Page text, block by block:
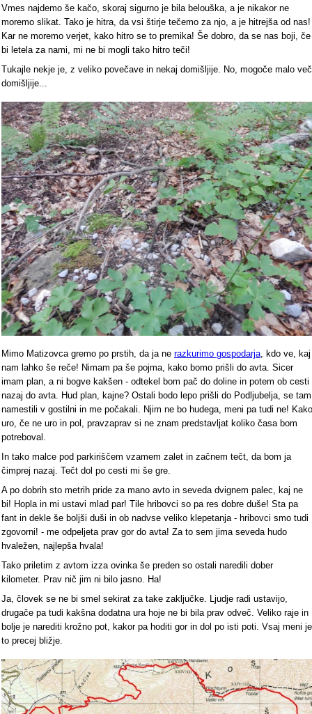
Vmes najdemo še kačo, skoraj sigurno je bila belouška, a je nikakor ne
moremo slikat. Tako je hitra, da vsi štirje tečemo za njo, a je hitrejša od nas!
Kar ne moremo verjet, kako hitro se to premika! Še dobro, da se nas boji, če
bi letela za nami, mi ne bi mogli tako hitro teči!
Tukajle nekje je, z veliko povečave in nekaj domišljije. No, mogoče malo več
domišljije...
Mimo Matizovca gremo po prstih, da ja ne razkurimo gospodarja, kdo ve, kaj
nam lahko še reče! Nimam pa še pojma, kako bomo prišli do avta. Sicer
imam plan, a ni bogve kakšen - odtekel bom pač do doline in potem ob cesti
nazaj do avta. Hud plan, kajne? Ostali bodo lepo prišli do Podljubelja, se tam
namestili v gostilni in me počakali. Njim ne bo hudega, meni pa tudi ne! Kako
uro, če ne uro in pol, pravzaprav si ne znam predstavljat koliko časa bom
potreboval.
In tako malce pod parkiriščem vzamem zalet in začnem tečt, da bom ja
čimprej nazaj. Tečt dol po cesti mi še gre.
A po dobrih sto metrih pride za mano avto in seveda dvignem palec, kaj ne
bi! Hopla in mi ustavi mlad par! Tile hribovci so pa res dobre duše! Sta pa
fant in dekle še boljši duši in ob nadvse veliko klepetanja - hribovci smo tudi
zgovorni! - me odpeljeta prav gor do avta! Za to sem jima seveda hudo
hvaležen, najlepša hvala!
Tako priletim z avtom izza ovinka še preden so ostali naredili dober
kilometer. Prav nič jim ni bilo jasno. Ha!
Ja, človek se ne bi smel sekirat za take zaključke. Ljudje radi ustavijo,
drugače pa tudi kakšna dodatna ura hoje ne bi bila prav odveč. Veliko raje in
bolje je narediti krožno pot, kakor pa hoditi gor in dol po isti poti. Vsaj meni je
to precej bližje.